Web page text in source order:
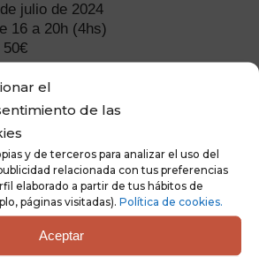
el
de las
y de terceros para analizar el uso del
relacionada con tus preferencias
elaborado a partir de tus hábitos de
páginas visitadas). Política de cookies.
Aceptar
julio de 2024
16 a 20h (4hs)
50€
Reserva tu plaza